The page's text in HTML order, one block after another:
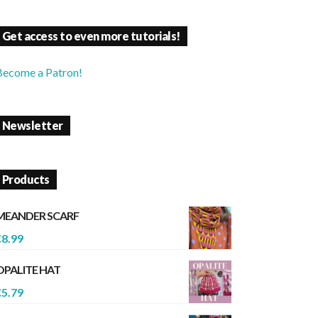
Get access to even more tutorials!
a Patron!
Newsletter
Products
SCARF
8.99
HAT
5.79